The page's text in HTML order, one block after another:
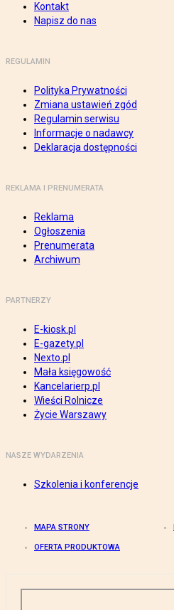
Kontakt
Napisz do nas
REGULAMIN
Polityka Prywatności
Zmiana ustawień zgód
Regulamin serwisu
Informacje o nadawcy
Deklaracja dostępności
REKLAMA I PRENUMERATA
Reklama
Ogłoszenia
Prenumerata
Archiwum
PARTNERZY
E-kiosk.pl
E-gazety.pl
Nexto.pl
Mała księgowość
Kancelarierp.pl
Wieści Rolnicze
Życie Warszawy
NASZE WYDARZENIA
Szkolenia i konferencje
MAPA STRONY
OFERTA PRODUKTOWA